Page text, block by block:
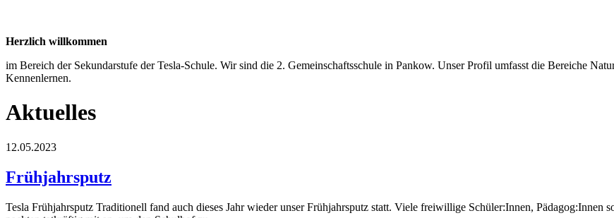
Herzlich willkommen
im Bereich der Sekundarstufe der Tesla-Schule. Wir sind die 2. Gemeinschaftsschule in Pankow. Unser Profil umfasst die Bereiche
Kennenlernen.
Aktuelles
12.05.2023
Frühjahrsputz
Tesla Frühjahrsputz Traditionell fand auch dieses Jahr wieder unser Frühjahrsputz statt. Viele freiwillige Schüler:Innen, Pädagog:Innen